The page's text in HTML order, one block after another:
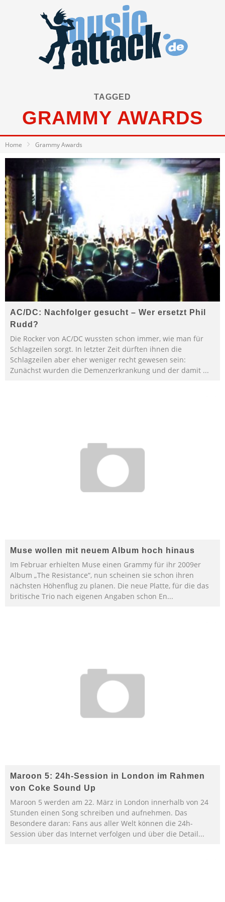
TAGGED
GRAMMY AWARDS
Home Grammy Awards
AC/DC: Nachfolger gesucht – Wer ersetzt Phil
Rudd?
Die Rocker von AC/DC wussten schon immer, wie man für
Schlagzeilen sorgt. In letzter Zeit dürften ihnen die
Schlagzeilen aber eher weniger recht gewesen sein:
Zunächst wurden die Demenzerkrankung und der damit ...
Muse wollen mit neuem Album hoch hinaus
Im Februar erhielten Muse einen Grammy für ihr 2009er
Album „The Resistance“, nun scheinen sie schon ihren
nächsten Höhenflug zu planen. Die neue Platte, für die das
britische Trio nach eigenen Angaben schon En...
Maroon 5: 24h-Session in London im Rahmen
von Coke Sound Up
Maroon 5 werden am 22. März in London innerhalb von 24
Stunden einen Song schreiben und aufnehmen. Das
Besondere daran: Fans aus aller Welt können die 24h-
Session über das Internet verfolgen und über die Detail...